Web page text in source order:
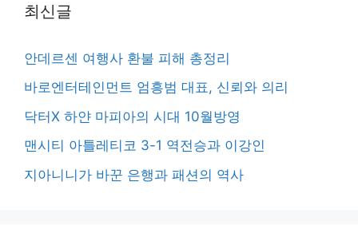
최신글
안데르센 여행사 환불 피해 총정리
바로엔터테인먼트 엄흥범 대표, 신뢰와 의리
닥터X 하얀 마피아의 시대 10월방영
맨시티 아틀레티코 3-1 역전승과 이강인
지아니니가 바꾼 은행과 패션의 역사